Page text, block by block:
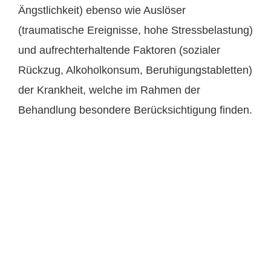
Ängstlichkeit) ebenso wie Auslöser
(traumatische Ereignisse, hohe Stressbelastung)
und aufrechterhaltende Faktoren (sozialer
Rückzug, Alkoholkonsum, Beruhigungstabletten)
der Krankheit, welche im Rahmen der
Behandlung besondere Berücksichtigung finden.